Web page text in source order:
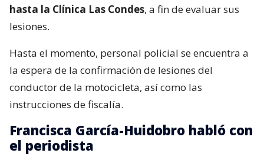
hasta la Clínica Las Condes, a fin de evaluar sus
lesiones.
Hasta el momento, personal policial se encuentra a
la espera de la confirmación de lesiones del
conductor de la motocicleta, así como las
instrucciones de fiscalía.
Francisca García-Huidobro habló con
el periodista